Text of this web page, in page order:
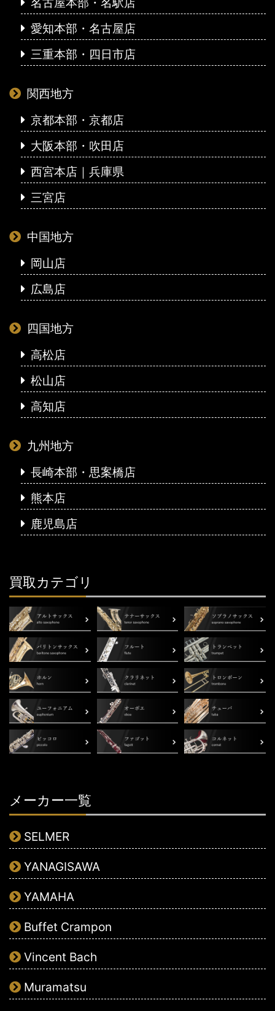
愛知本部・名古屋店
三重本部・四日市店
関西地方
京都本部・京都店
大阪本部・吹田店
西宮本店｜兵庫県
三宮店
中国地方
岡山店
広島店
四国地方
高松店
松山店
高知店
九州地方
長崎本部・思案橋店
熊本店
鹿児島店
買取カテゴリ
メーカー一覧
SELMER
YANAGISAWA
YAMAHA
Buffet Crampon
Vincent Bach
Muramatsu